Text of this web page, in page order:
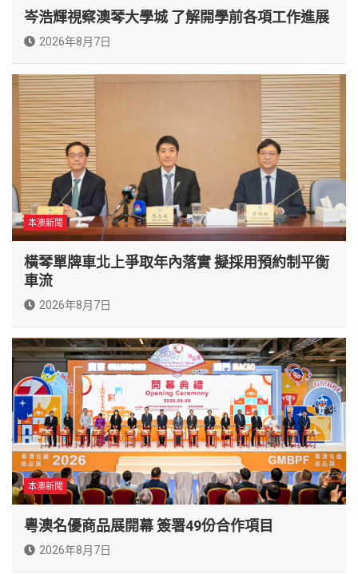
岑浩輝視察澳琴大學城 了解開學前各項工作進展
2026年8月7日
本澳新聞
橫琴單牌車北上爭取年內落實 擬採用預約制平衡
車流
2026年8月7日
本澳新聞
粵澳名優商品展開幕 簽署49份合作項目
2026年8月7日